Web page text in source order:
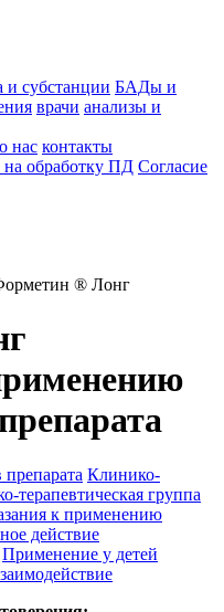
и субстанции БАДы и
врачи анализы и
о нас контакты
на обработку ПД Согласие
® Лонг
Клинико-
терапевтическая группа
к применению
действие
Применение у детей